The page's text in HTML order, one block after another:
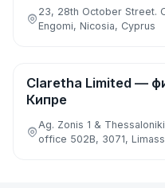
23, 28th October Street.
Engomi, Nicosia, Cyprus
Аудит, бухгалтерия и налоги
Claretha Limited —
Кипре
Ag. Zonis 1 &
office 502B, 3071,